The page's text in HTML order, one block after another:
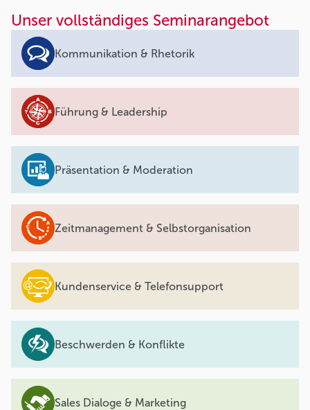
Unser vollständiges Seminarangebot
Kommunikation & Rhetorik
Führung & Leadership
Präsentation & Moderation
Zeitmanagement & Selbstorganisation
Kundenservice & Telefonsupport
Beschwerden & Konflikte
Sales Dialoge & Marketing